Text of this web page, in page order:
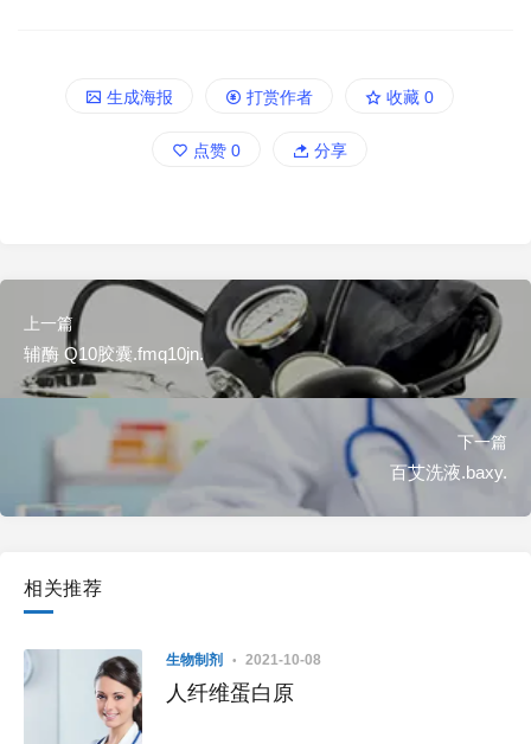
生成海报 打赏作者 收藏 0
点赞 0 分享
上一篇
辅酶 Q10胶囊.fmq10jn.
下一篇
百艾洗液.baxy.
相关推荐
生物制剂 2021-10-08
人纤维蛋白原